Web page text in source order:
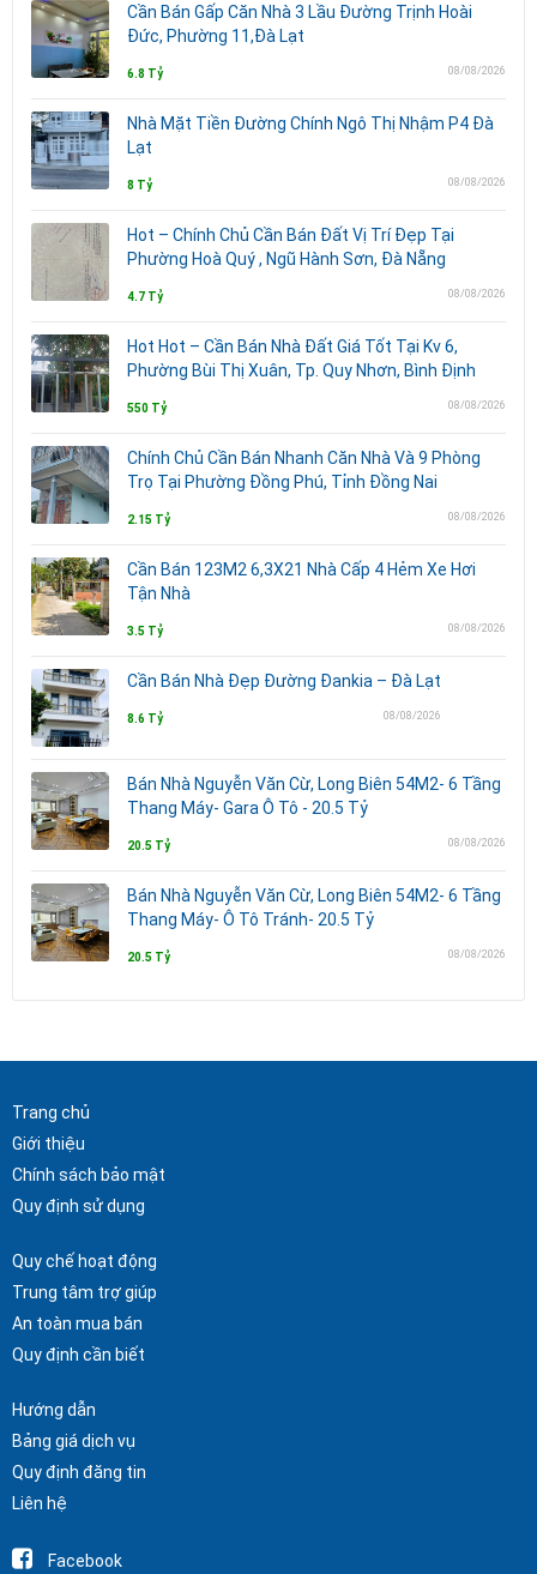
Cần Bán Gấp Căn Nhà 3 Lầu Đường Trịnh Hoài
Đức, Phường 11,Đà Lạt
6.8 Tỷ 08/08/2026
Nhà Mặt Tiền Đường Chính Ngô Thị Nhậm P4 Đà
Lạt
8 Tỷ 08/08/2026
Hot – Chính Chủ Cần Bán Đất Vị Trí Đẹp Tại
Phường Hoà Quý , Ngũ Hành Sơn, Đà Nẵng
4.7 Tỷ 08/08/2026
Hot Hot – Cần Bán Nhà Đất Giá Tốt Tại Kv 6,
Phường Bùi Thị Xuân, Tp. Quy Nhơn, Bình Định
550 Tỷ 08/08/2026
Chính Chủ Cần Bán Nhanh Căn Nhà Và 9 Phòng
Trọ Tại Phường Đồng Phú, Tỉnh Đồng Nai
2.15 Tỷ 08/08/2026
Cần Bán 123M2 6,3X21 Nhà Cấp 4 Hẻm Xe Hơi
Tận Nhà
3.5 Tỷ 08/08/2026
Cần Bán Nhà Đẹp Đường Đankia – Đà Lạt
8.6 Tỷ 08/08/2026
Bán Nhà Nguyễn Văn Cừ, Long Biên 54M2- 6 Tầng
Thang Máy- Gara Ô Tô - 20.5 Tỷ
20.5 Tỷ 08/08/2026
Bán Nhà Nguyễn Văn Cừ, Long Biên 54M2- 6 Tầng
Thang Máy- Ô Tô Tránh- 20.5 Tỷ
20.5 Tỷ 08/08/2026
Trang chủ
Giới thiệu
Chính sách bảo mật
Quy định sử dụng
Quy chế hoạt động
Trung tâm trợ giúp
An toàn mua bán
Quy định cần biết
Hướng dẫn
Bảng giá dịch vụ
Quy định đăng tin
Liên hệ
Facebook